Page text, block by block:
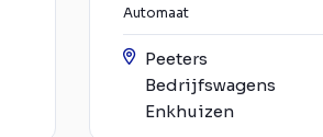
Automaat
Peeters
Bedrijfswagens
Enkhuizen